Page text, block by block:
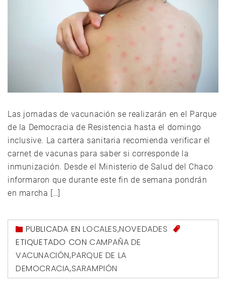
Las jornadas de vacunación se realizarán en el Parque
de la Democracia de Resistencia hasta el domingo
inclusive. La cartera sanitaria recomienda verificar el
carnet de vacunas para saber si corresponde la
inmunización. Desde el Ministerio de Salud del Chaco
informaron que durante este fin de semana pondrán
en marcha […]
PUBLICADA ENLOCALES,NOVEDADES
ETIQUETADO CON CAMPAÑA DE
VACUNACIÓN,PARQUE DE LA
DEMOCRACIA,SARAMPIÓN